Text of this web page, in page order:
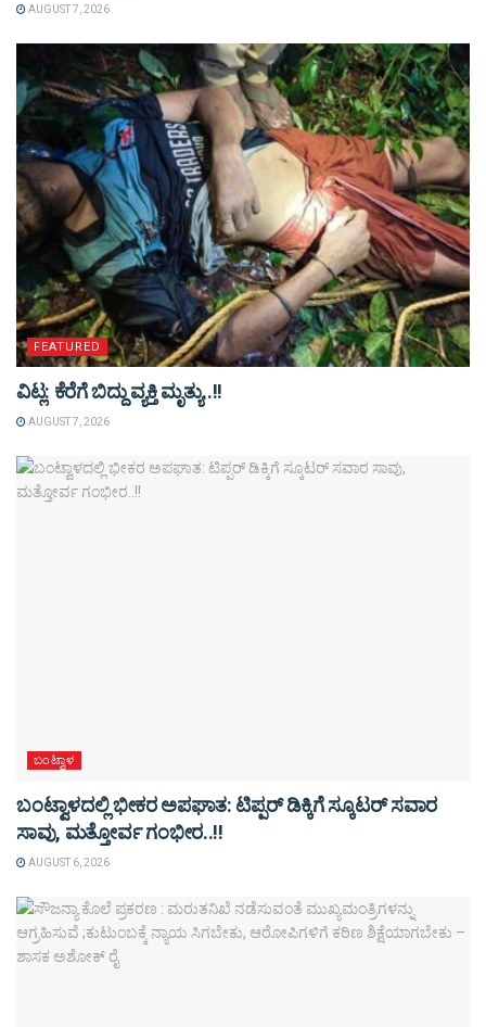
AUGUST 7, 2026
FEATURED
ವಿಟ್ಲ: ಕೆರೆಗೆ ಬಿದ್ದು ವ್ಯಕ್ತಿ ಮೃತ್ಯು..!!
AUGUST 7, 2026
ಬಂಟ್ವಾಳ
ಬಂಟ್ವಾಳದಲ್ಲಿ ಭೀಕರ ಅಪಘಾತ: ಟಿಪ್ಪರ್ ಡಿಕ್ಕಿಗೆ ಸ್ಕೂಟರ್ ಸವಾರ
ಸಾವು, ಮತ್ತೋರ್ವ ಗಂಭೀರ..!!
AUGUST 6, 2026